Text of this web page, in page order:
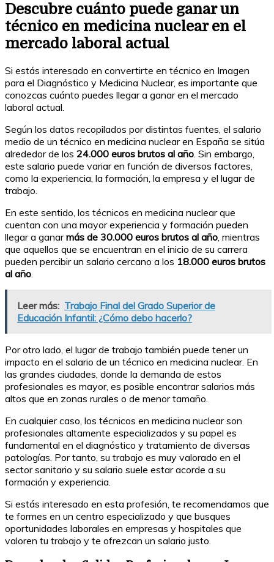
Descubre cuánto puede ganar un
técnico en medicina nuclear en el
mercado laboral actual
Si estás interesado en convertirte en técnico en Imagen
para el Diagnóstico y Medicina Nuclear, es importante que
conozcas cuánto puedes llegar a ganar en el mercado
laboral actual.
Según los datos recopilados por distintas fuentes, el salario
medio de un técnico en medicina nuclear en España se sitúa
alrededor de los 24.000 euros brutos al año. Sin embargo,
este salario puede variar en función de diversos factores,
como la experiencia, la formación, la empresa y el lugar de
trabajo.
En este sentido, los técnicos en medicina nuclear que
cuentan con una mayor experiencia y formación pueden
llegar a ganarmás de 30.000 euros brutos al año, mientras
que aquellos que se encuentran en el inicio de su carrera
pueden percibir un salario cercano a los 18.000 euros brutos
al año.
Leer más: Trabajo Final del Grado Superior de
Educación Infantil: ¿Cómo debo hacerlo?
Por otro lado, el lugar de trabajo también puede tener un
impacto en el salario de un técnico en medicina nuclear. En
las grandes ciudades, donde la demanda de estos
profesionales es mayor, es posible encontrar salarios más
altos que en zonas rurales o de menor tamaño.
En cualquier caso, los técnicos en medicina nuclear son
profesionales altamente especializados y su papel es
fundamental en el diagnóstico y tratamiento de diversas
patologías. Por tanto, su trabajo es muy valorado en el
sector sanitario y su salario suele estar acorde a su
formación y experiencia.
Si estás interesado en esta profesión, te recomendamos que
te formes en un centro especializado y que busques
oportunidades laborales en empresas y hospitales que
valoren tu trabajo y te ofrezcan un salario justo.